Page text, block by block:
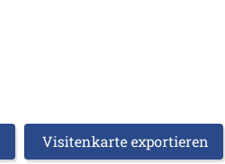
Visitenkarte exportieren